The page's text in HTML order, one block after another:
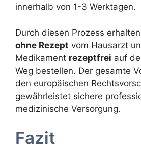
innerhalb von 1-3 Werktagen.
Durch diesen Prozess
ohne Rezept vom Hausarzt
Medikament rezeptfrei auf
Weg bestellen. Der gesamte
den europäischen
gewährleistet sichere
medizinische Versorgung.
Fazit